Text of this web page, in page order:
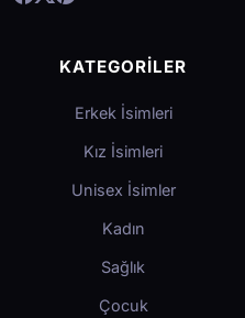
KATEGORILER
Erkek İsimleri
Kız İsimleri
Unisex İsimler
Kadın
Sağlık
Çocuk